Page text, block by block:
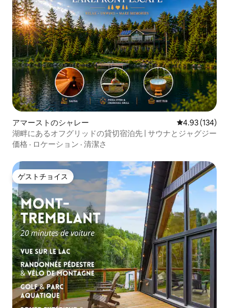
アマーストのシャレー レビュー134
4.93 (134)
湖畔にあるオフグリッドの貸切宿泊先 | サウナとジャグジー
価格 · ロケーション · 清潔さ
ゲストチョイス
ゲストチョイス